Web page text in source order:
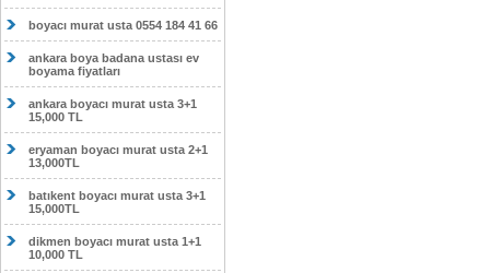
boyacı murat usta 0554 184 41 66
ankara boya badana ustası ev
boyama fiyatları
ankara boyacı murat usta 3+1
15,000 TL
eryaman boyacı murat usta 2+1
13,000TL
batıkent boyacı murat usta 3+1
15,000TL
dikmen boyacı murat usta 1+1
10,000 TL